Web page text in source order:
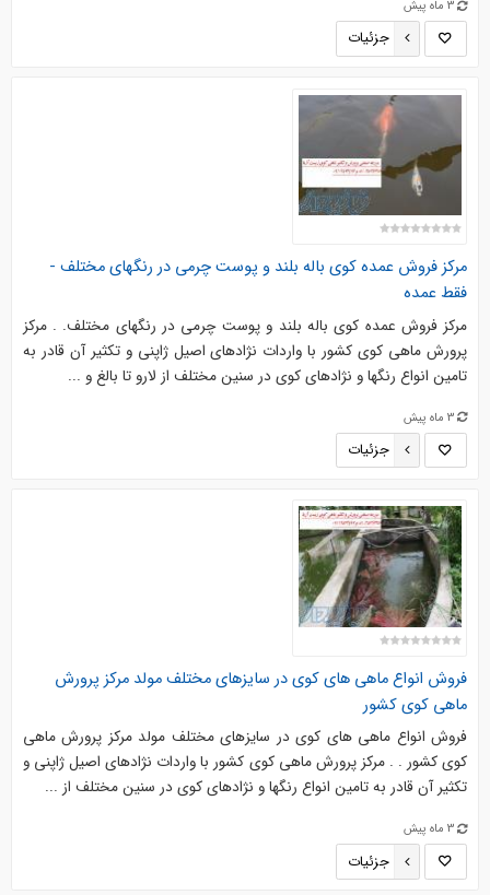
3 ماه پیش
جزئیات
مرکز فروش عمده کوی باله بلند و پوست چرمی در رنگهای مختلف -
فقط عمده
مرکز فروش عمده کوی باله بلند و پوست چرمی در رنگهای مختلف. . مرکز
پرورش ماهی کوی کشور با واردات نژادهای اصیل ژاپنی و تکثیر آن قادر به
تامین انواع رنگها و نژادهای کوی در سنین مختلف از لارو تا بالغ و ...
3 ماه پیش
جزئیات
فروش انواع ماهی های کوی در سایزهای مختلف مولد مرکز پرورش
ماهی کوی کشور
فروش انواع ماهی های کوی در سایزهای مختلف مولد مرکز پرورش ماهی
کوی کشور . . مرکز پرورش ماهی کوی کشور با واردات نژادهای اصیل ژاپنی و
تکثیر آن قادر به تامین انواع رنگها و نژادهای کوی در سنین مختلف از ...
3 ماه پیش
جزئیات